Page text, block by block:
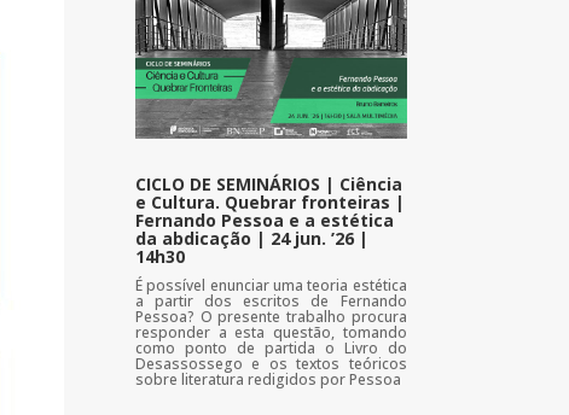
CICLO DE SEMINÁRIOS | Ciência
e Cultura. Quebrar fronteiras |
Fernando Pessoa e a estética
da abdicação | 24 jun. ’26 |
14h30
É possível enunciar uma teoria estética
a partir dos escritos de Fernando
Pessoa? O presente trabalho procura
responder a esta questão, tomando
como ponto de partida o Livro do
Desassossego e os textos teóricos
sobre literatura redigidos por Pessoa